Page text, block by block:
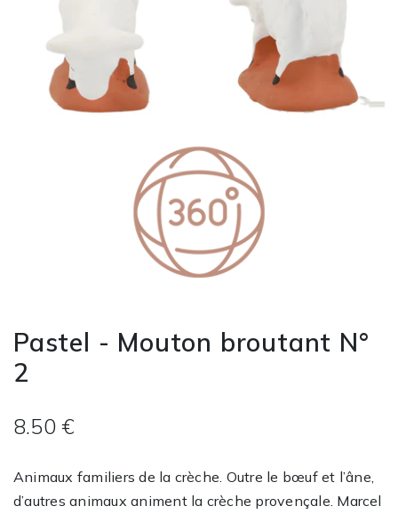
Pastel - Mouton broutant N°
2
8.50 €
Animaux familiers de la crèche. Outre le bœuf et l’âne,
d’autres animaux animent la crèche provençale. Marcel